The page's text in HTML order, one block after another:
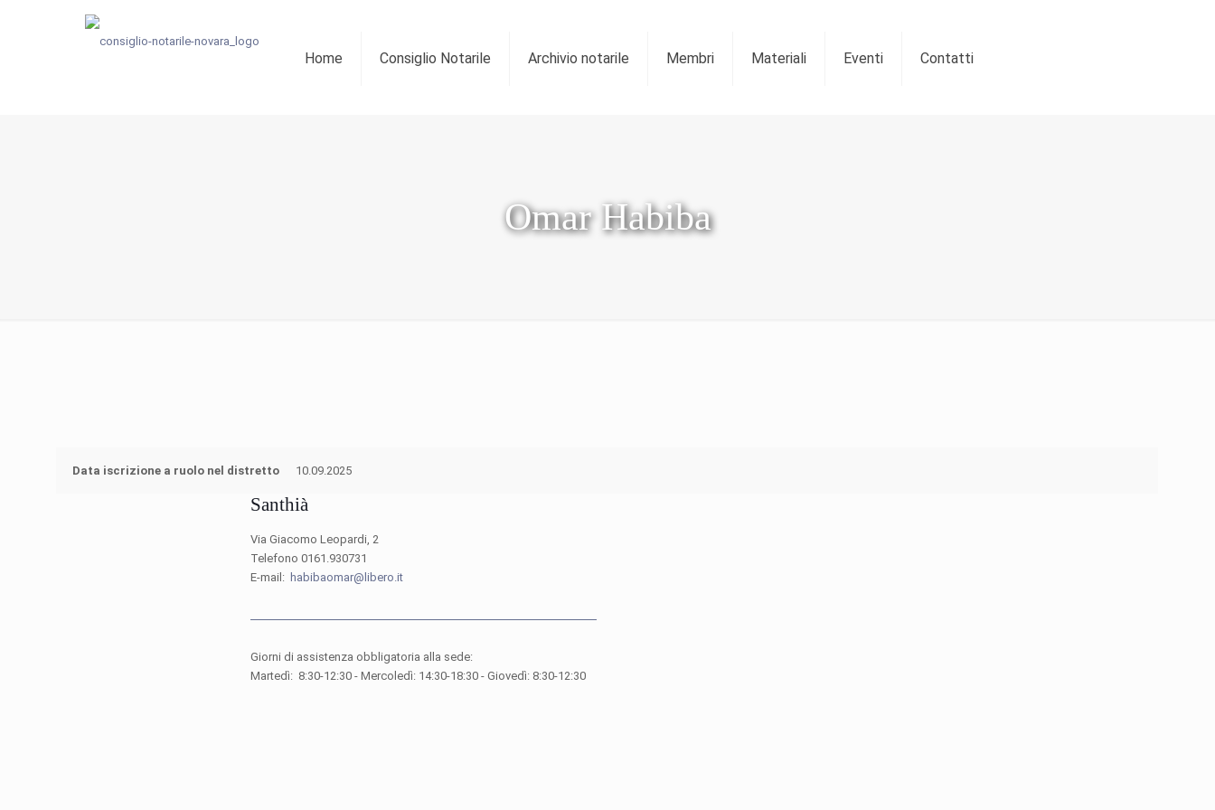
Home Consiglio Notarile Archivio notarile Membri Materiali Eventi Contatti
Omar Habiba
Data iscrizione a ruolo nel distretto 10.09.2025
Santhià
Via Giacomo Leopardi, 2
Telefono 0161.930731
E-mail: habibaomar@libero.it
Giorni di assistenza obbligatoria alla sede:
Martedì: 8:30-12:30 - Mercoledì: 14:30-18:30 - Giovedì: 8:30-12:30